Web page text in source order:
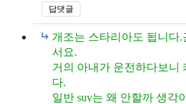
답댓글
개조는 스타리아도 됩니다.
서요.
거의 아내가 운전하다보니
다.
일반 suv는 왜 안할까 생각